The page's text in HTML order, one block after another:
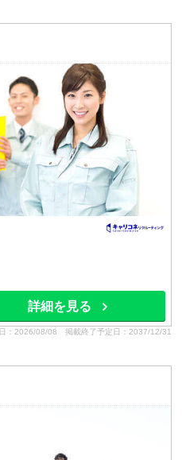
詳細を見る
：2026/08/08 掲載終了予定日：2037/12/31